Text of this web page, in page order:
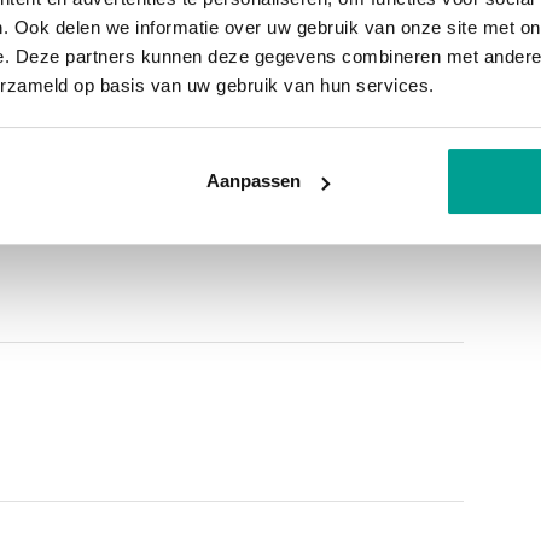
Ook delen we informatie over uw gebruik van onze site met
Deze partners kunnen deze gegevens combineren met
op basis van uw gebruik van hun services.
Aanpassen
van een douche, een designradiator en
aan kunt borrelen of dineren! Verder is de
vaatwasser. Extra voorraad opbergen kan
welke is gelegen op het westen (avondzon).
2036